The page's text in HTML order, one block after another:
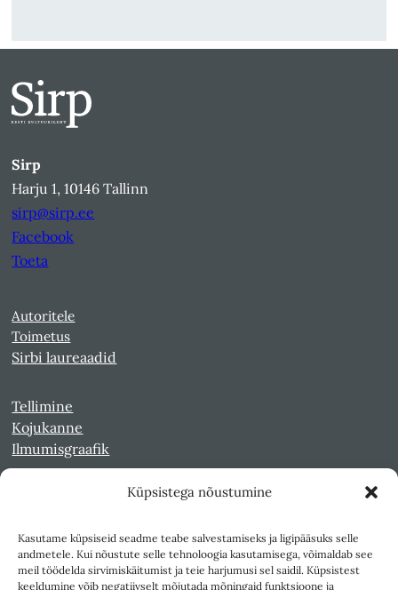
Küpsistega nõustumine
Kasutame küpsiseid seadme teabe salvestamiseks ja ligipääsuks selle
andmetele. Kui nõustute selle tehnoloogia kasutamisega, võimaldab see
meil töödelda sirvimiskäitumist ja teie harjumusi sel saidil. Küpsistest
keeldumine võib negatiivselt mõjutada mõningaid funktsioone ja
Sirp
Harju 1, 10146 Tallinn
sirp@sirp.ee
Facebook
Toeta
Autoritele
Toimetus
Sirbi laureaadid
Tellimine
Kojukanne
Ilmumisgraafik
Kultuurileht 1994-1997
Reede 1989-1990
Sirp ja Vasar 1940-1989